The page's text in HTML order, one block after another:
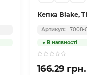
Кепка Blake,
7008-
166.29 грн.